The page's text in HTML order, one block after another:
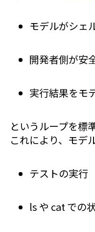
モデルがシェ
開発者側が安
実行結果をモ
というループを標
これにより、モデ
テストの実行
ls や cat での